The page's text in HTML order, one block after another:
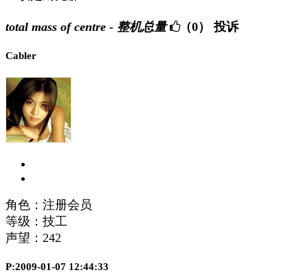
total mass of centre - 整机总量 （0） 投诉
Cabler
角色：注册会员
等级：技工
声望： 242
P:2009-01-07 12:44:33